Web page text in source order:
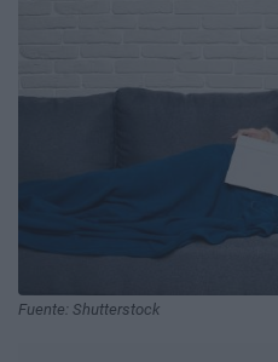
Fuente: Shutterstock